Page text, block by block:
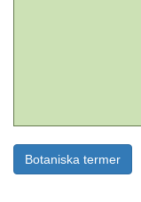
Botaniska termer